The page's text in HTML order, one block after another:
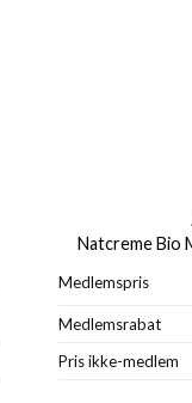
Natcreme Bio
Medlemspris
Medlemsrabat
Pris ikke-medlem